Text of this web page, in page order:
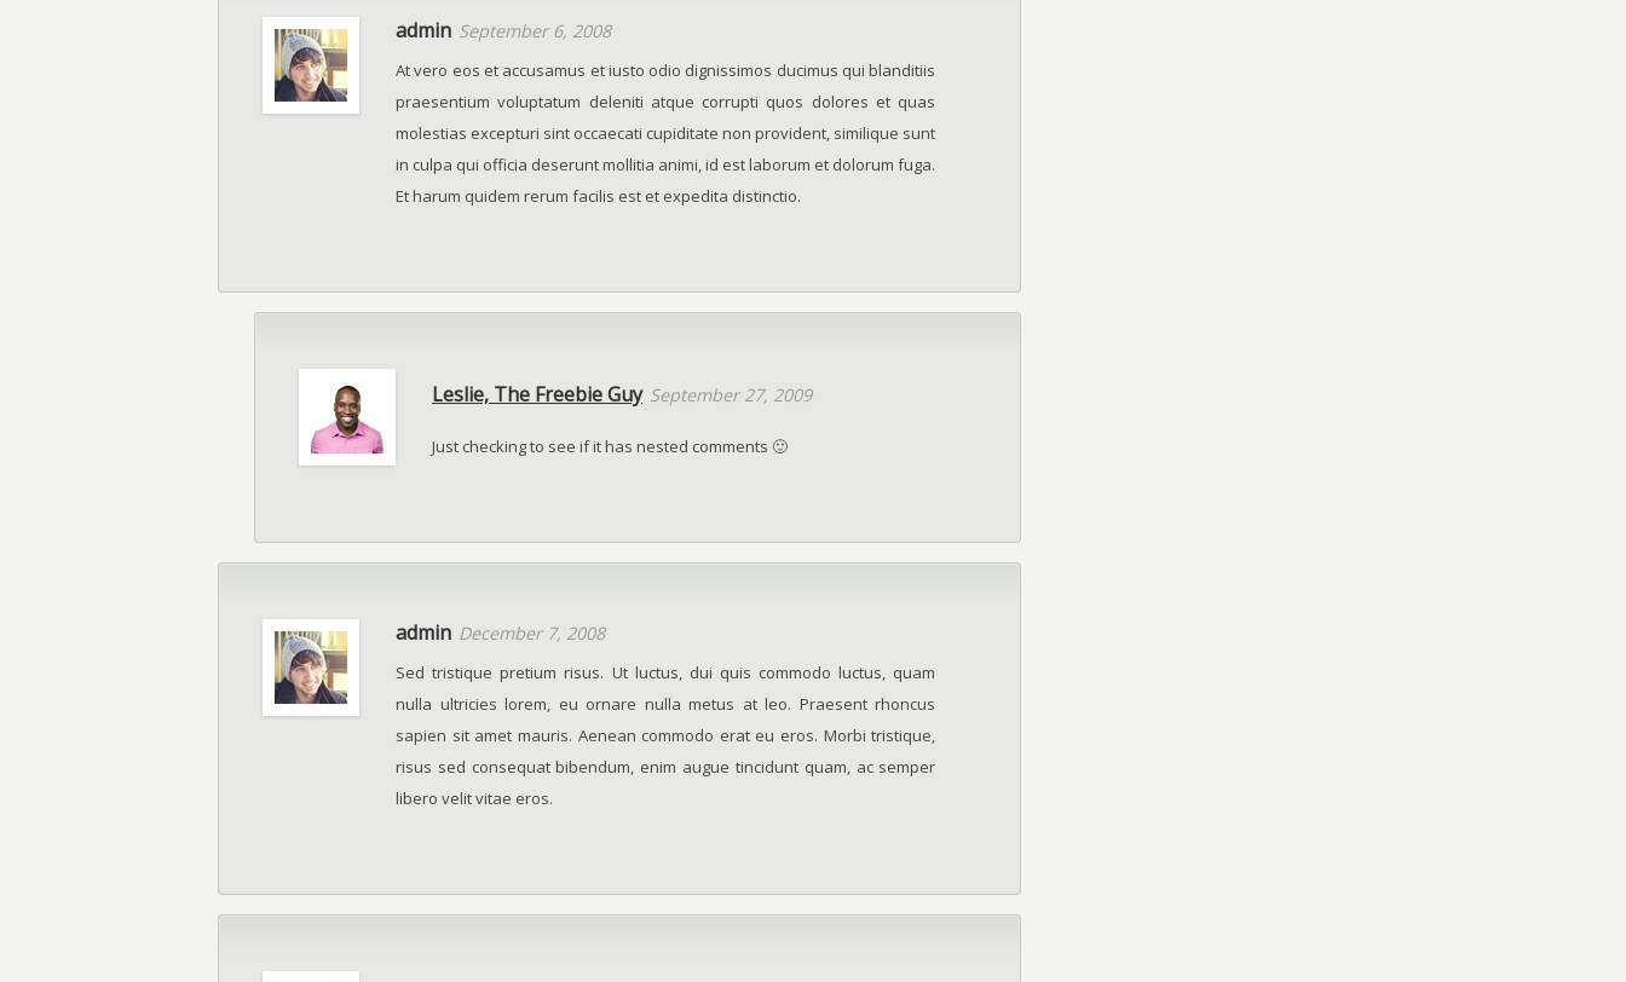
admin September 6, 2008
At vero eos et accusamus et iusto odio dignissimos ducimus qui blanditiis
praesentium voluptatum deleniti atque corrupti quos dolores et quas
molestias excepturi sint occaecati cupiditate non provident, similique sunt
in culpa qui officia deserunt mollitia animi, id est laborum et dolorum fuga.
Et harum quidem rerum facilis est et expedita distinctio.
Leslie, The Freebie Guy September 27, 2009
Just checking to see if it has nested comments 🙂
admin December 7, 2008
Sed tristique pretium risus. Ut luctus, dui quis commodo luctus, quam
nulla ultricies lorem, eu ornare nulla metus at leo. Praesent rhoncus
sapien sit amet mauris. Aenean commodo erat eu eros. Morbi tristique,
risus sed consequat bibendum, enim augue tincidunt quam, ac semper
libero velit vitae eros.